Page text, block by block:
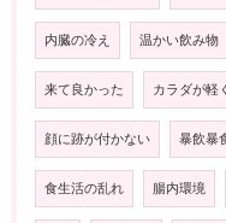
内臓の冷え 温かい飲み物
来て良かった カラダが軽
顔に跡が付かない 暴飲暴
食生活の乱れ 腸内環境